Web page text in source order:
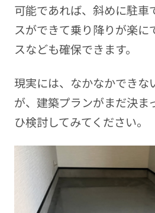
可能であれば、斜めに駐車
スができて乗り降りが楽に
スなども確保できます。
現実には、なかなかできな
が、建築プランがまだ決ま
ひ検討してみてください。